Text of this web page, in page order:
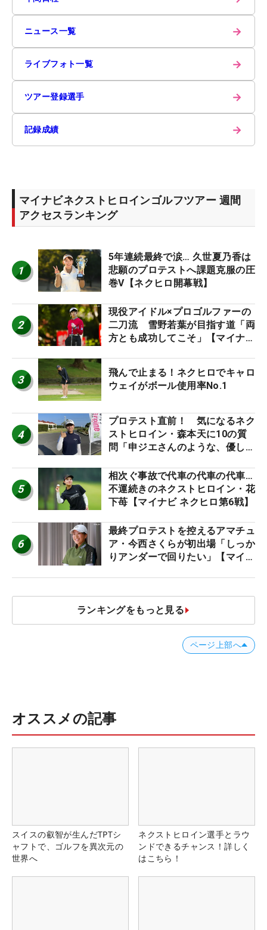
ニュース一覧 →
ライブフォト一覧 →
ツアー登録選手 →
記録成績 →
マイナビネクストヒロインゴルフツアー 週間
アクセスランキング
1
5年連続最終で涙… 久世夏乃香は
悲願のプロテストへ課題克服の圧
巻V【ネクヒロ開幕戦】
2
現役アイドル×プロゴルファーの
二刀流 雪野若葉が目指す道「両
方とも成功してこそ」【マイナビ
3
飛んで止まる！ネクヒロでキャロ
ウェイがボール使用率No.1
4
プロテスト直前！ 気になるネク
ストヒロイン・森本天に10の質
問「申ジエさんのような、優しく
になりたいです」
5
相次ぐ事故で代車の代車の代車…
不運続きのネクストヒロイン・花
下苺【マイナビ ネクヒロ第6戦】
6
最終プロテストを控えるアマチュ
ア・今西さくらが初出場「しっか
りアンダーで回りたい」【マイナ
ランキングをもっと見る
ページ上部へ
オススメの記事
スイスの叡智が生んだTPTシ
ャフトで、ゴルフを異次元の
世界へ
ネクストヒロイン選手とラウ
ンドできるチャンス！詳しく
はこちら！